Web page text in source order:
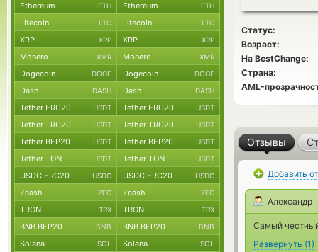
Статус:
Возраст:
На BestChange:
Страна:
AML-
Отзывы
Добавить
Александр
Самый
Развернуть (1)
Ethereum ETH Ethereum ETH
Litecoin LTC Litecoin LTC
XRP XRP XRP XRP
Monero XMR Monero XMR
Dogecoin DOGE Dogecoin DOGE
Dash DASH Dash DASH
Tether ERC20 USDT Tether ERC20 USDT
Tether TRC20 USDT Tether TRC20 USDT
Tether BEP20 USDT Tether BEP20 USDT
Tether TON USDT Tether TON USDT
USDC ERC20 USDC USDC ERC20 USDC
Zcash ZEC Zcash ZEC
TRON TRX TRON TRX
BNB BEP20 BNB BNB BEP20 BNB
Solana SOL Solana SOL